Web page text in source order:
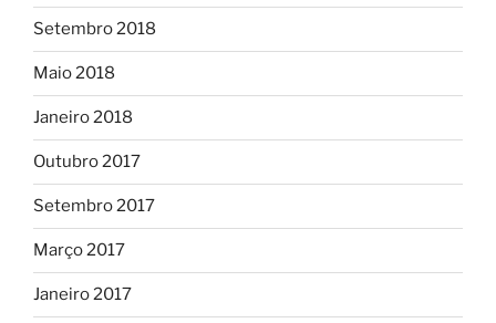
Setembro 2018
Maio 2018
Janeiro 2018
Outubro 2017
Setembro 2017
Março 2017
Janeiro 2017